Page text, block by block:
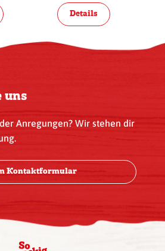
Details
uns
Anregungen? Wir stehen dir
Kontaktformular